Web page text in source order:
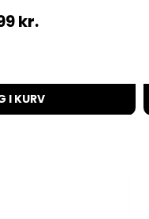
kr.
I KURV